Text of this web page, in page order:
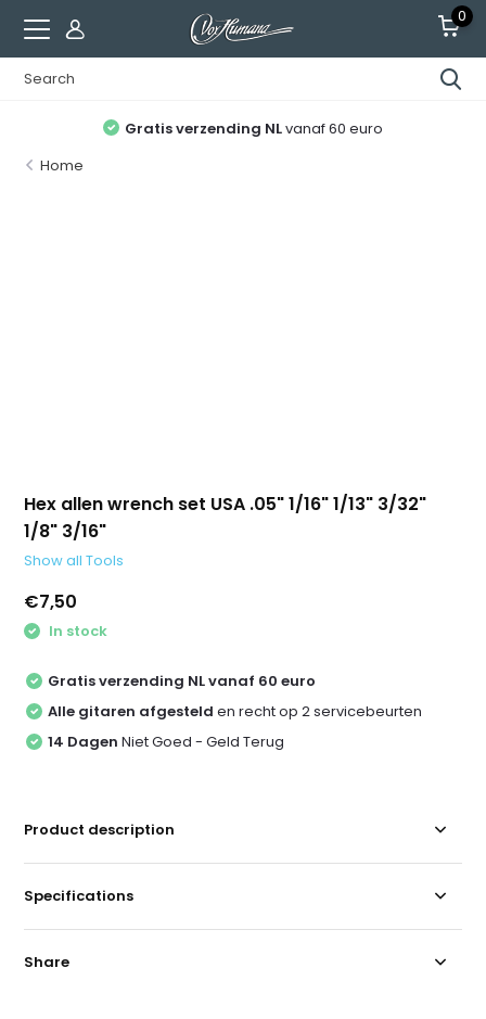
0
Gratis verzending NLvanaf 60 euro
Home
Hex allen wrench set USA .05" 1/16" 1/13" 3/32"
1/8" 3/16"
Show all Tools
€7,50
In stock
Gratis verzending NL vanaf 60 euro
Alle gitaren afgesteld en recht op 2 servicebeurten
14 Dagen Niet Goed - Geld Terug
Product description
Specifications
Share